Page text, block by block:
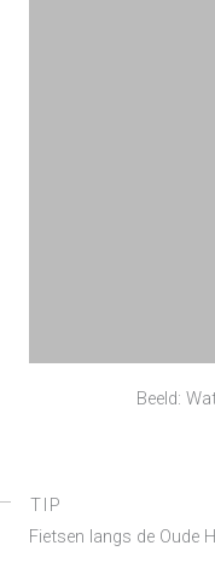
Beeld:
TIP
Fietsen langs de Oude